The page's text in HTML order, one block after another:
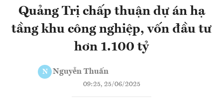
Quảng Trị chấp thuận dự án hạ
tầng khu công nghiệp, vốn đầu tư
hơn 1.100 tỷ
N Nguyễn Thuấn
09:25, 25/06/2025